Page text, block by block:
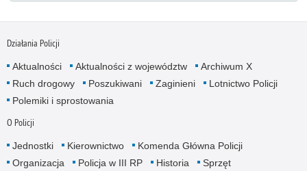
Działania Policji
Aktualności Aktualności z województw
Archiwum X
Ruch drogowy
Poszukiwani Zaginieni
Lotnictwo Policji
Polemiki i sprostowania
O Policji
Jednostki Kierownictwo
Komenda Główna Policji
Organizacja
Policja w III RP Historia
Sprzęt